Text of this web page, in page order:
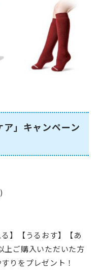
ア」キャンペーン
】【うるおす】【あ
上ご購入いただいた方
りをプレゼント！